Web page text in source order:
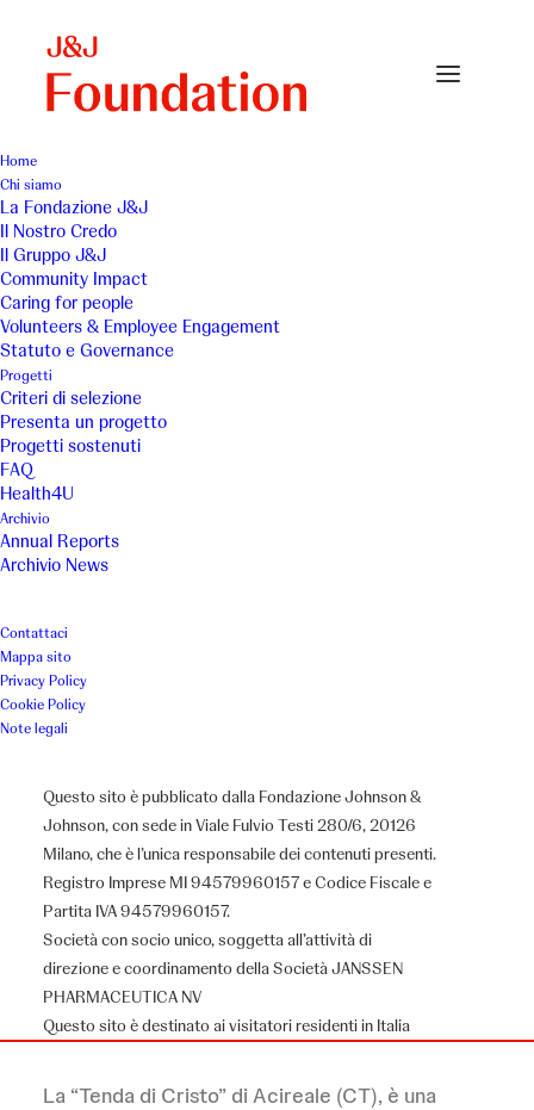
Home
Chi siamo
La Fondazione J&J
Il Nostro Credo
Il Gruppo J&J
Community Impact
Caring for people
Volunteers & Employee Engagement
Statuto e Governance
Progetti
Criteri di selezione
Presenta un progetto
Progetti sostenuti
FAQ
Health4U
Archivio
Annual Reports
Archivio News
Contattaci
Mappa sito
Privacy Policy
Cookie Policy
Note legali
Questo sito è pubblicato dalla Fondazione Johnson &
Johnson, con sede in Viale Fulvio Testi 280/6, 20126
Milano, che è l’unica responsabile dei contenuti presenti.
Registro Imprese MI 94579960157 e Codice Fiscale e
Partita IVA 94579960157.
Società con socio unico, soggetta all’attività di
direzione e coordinamento della Società JANSSEN
PHARMACEUTICA NV
Questo sito è destinato ai visitatori residenti in Italia
Comunità Madonna
della Tenda di Cristo -
Sostegno alle ragazze
Accoglienza e sostegno alle
ragazze madri e alla loro prole
Luogo
Associazione
Comunità madonna della Tenda di Cristo
Il Progetto
La “Tenda di Cristo” di Acireale (CT), è una